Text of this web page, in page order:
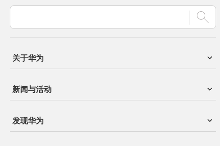
关于华为
新闻与活动
发现华为